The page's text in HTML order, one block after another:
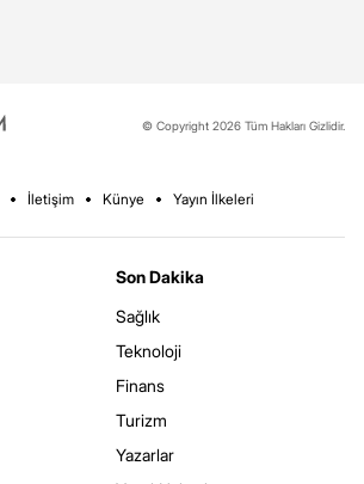
© Copyright 2026 Tüm Hakları Gizlidir.
İletişim Künye Yayın İlkeleri
Son Dakika
Sağlık
Teknoloji
Finans
Turizm
Yazarlar